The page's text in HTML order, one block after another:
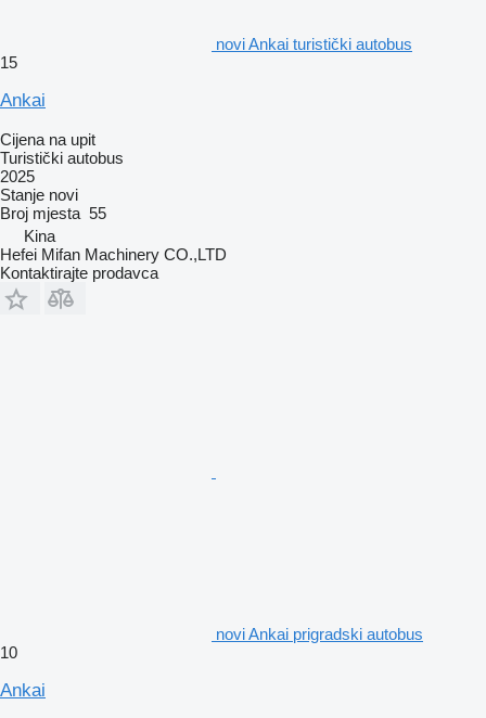
novi Ankai turistički autobus
15
Ankai
Cijena na upit
Turistički autobus
2025
Stanje novi
Broj mjesta 55
Kina
Hefei Mifan Machinery CO.,LTD
Kontaktirajte prodavca
novi Ankai prigradski autobus
10
Ankai